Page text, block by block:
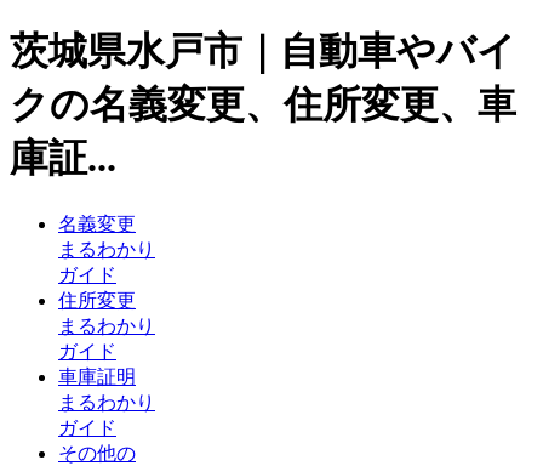
茨城県水戸市｜自動車やバイ
クの名義変更、住所変更、車
庫証...
名義変更
まるわかり
ガイド
住所変更
まるわかり
ガイド
車庫証明
まるわかり
ガイド
その他の